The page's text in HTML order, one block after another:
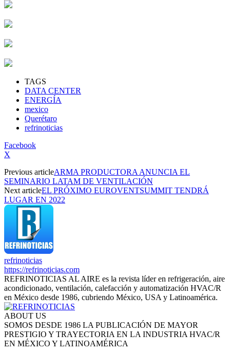
TAGS
DATA CENTER
ENERGÍA
mexico
Querétaro
refrinoticias
Facebook
X
Previous articleARMA PRODUCTORA ANUNCIA EL
SEMINARIO LATAM DE VENTILACIÓN
Next articleEL PRÓXIMO EUROVENTSUMMIT TENDRÁ
LUGAR EN 2022
refrinoticias
https://refrinoticias.com
REFRINOTICIAS AL AIRE es la revista líder en refrigeración, aire
acondicionado, ventilación, calefacción y automatización HVAC/R
en México desde 1986, cubriendo México, USA y Latinoamérica.
ABOUT US
SOMOS DESDE 1986 LA PUBLICACIÓN DE MAYOR
PRESTIGIO Y TRAYECTORIA EN LA INDUSTRIA HVAC/R
EN MÉXICO Y LATINOAMÉRICA